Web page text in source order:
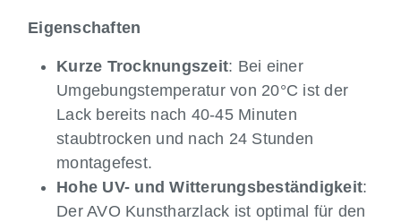
Eigenschaften
Kurze Trocknungszeit: Bei einer
Umgebungstemperatur von 20°C ist der
Lack bereits nach 40-45 Minuten
staubtrocken und nach 24 Stunden
montagefest.
Hohe UV- und Witterungsbeständigkeit:
Der AVO Kunstharzlack ist optimal für den